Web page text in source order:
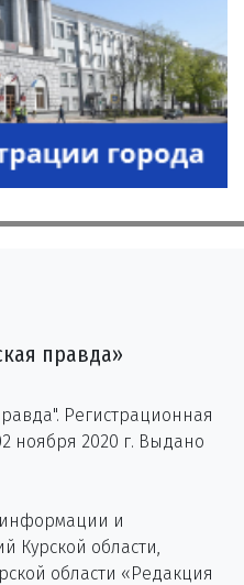
правда»
Регистрационная
ноября 2020 г. Выдано
и
Курской области,
области «Редакция